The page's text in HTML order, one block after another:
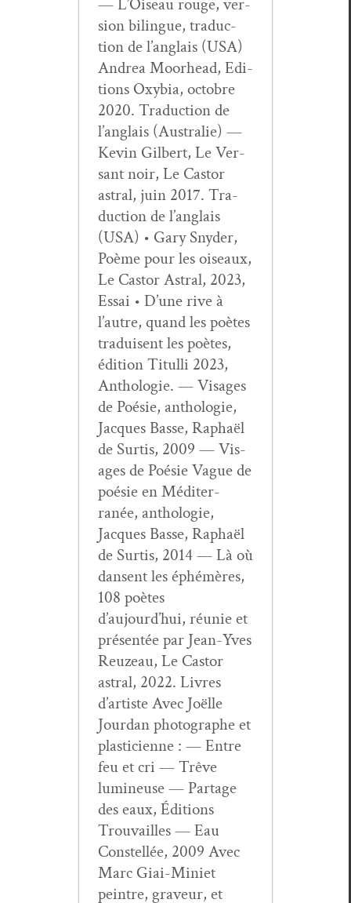
— L’Oiseau rouge, ver­
sion bilingue, tra­duc­
tion de l’anglais (USA)
Andrea Moor­head, Edi­
tions Oxy­bia, octo­bre
2020. Tra­duc­tion de
l’anglais (Aus­tralie) —
Kevin Gilbert, Le Ver­
sant noir, Le Cas­tor
astral, juin 2017. Tra­
duc­tion de l’anglais
(USA) • Gary Sny­der,
Poème pour les oiseaux,
Le Cas­tor Astral, 2023,
Essai • D’une rive à
l’autre, quand les poètes
traduisent les poètes,
édi­tion Tit­ul­li 2023,
Antholo­gie. — Vis­ages
de Poésie, antholo­gie,
Jacques Basse, Raphaël
de Sur­tis, 2009 — Vis­
ages de Poésie Vague de
poésie en Méditer­
ranée, antholo­gie,
Jacques Basse, Raphaël
de Sur­tis, 2014 — Là où
dansent les éphémères,
108 poètes
d’aujourd’hui, réu­nie et
présen­tée par Jean-Yves
Reuzeau, Le Cas­tor
astral, 2022. Livres
d’artiste Avec Joëlle
Jour­dan pho­tographe et
plas­ti­ci­enne : — Entre
feu et cri — Trêve
lumineuse — Partage
des eaux, Édi­tions
Trou­vailles — Eau
Con­stel­lée, 2009 Avec
Marc Giai-Mini­et
pein­tre, graveur, et